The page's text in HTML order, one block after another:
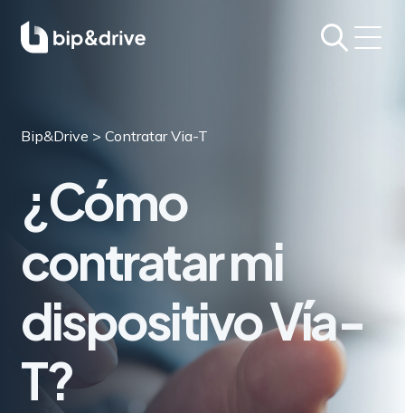
Bip&Drive > Contratar Via-T
¿Cómo
contratar mi
dispositivo Vía-
T?